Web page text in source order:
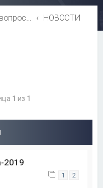
Общие вопросы НОВОСТИ
1 из 1
2019
1 2